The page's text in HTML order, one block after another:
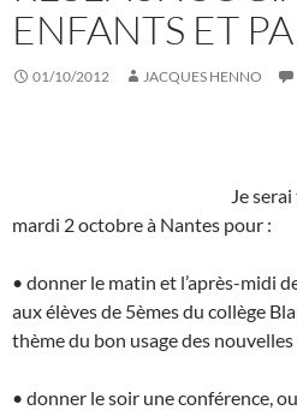
ENFANTS ET
01/10/2012 JACQUES HENNO
Je
mardi 2 octobre à Nantes pour :
• donner le matin et l’après-midi
aux élèves de 5èmes du collège
thème du bon usage des
• donner le soir une conférence,